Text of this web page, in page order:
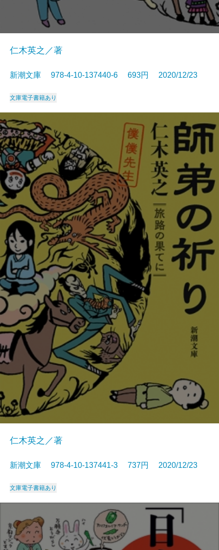
仁木英之／著
新潮文庫 978-4-10-137440-6 693円 2020/12/23
文庫電子書籍あり
仁木英之／著
新潮文庫 978-4-10-137441-3 737円 2020/12/23
文庫電子書籍あり